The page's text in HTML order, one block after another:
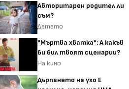
Авторитарен родител ли
съм?
Детето
"Мъртва хватка": А какъв
би бил твоят сценарии?
На кино
Дърпането на ухо Е